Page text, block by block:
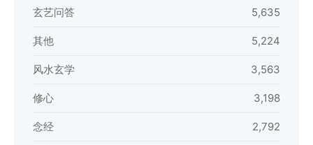
玄艺问答 5,635
其他 5,224
风水玄学 3,563
修心 3,198
念经 2,792